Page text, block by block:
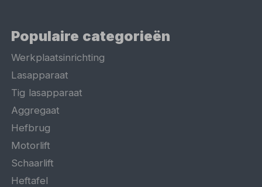
Populaire categorieën
Werkplaatsinrichting
Lasapparaat
Tig lasapparaat
Aggregaat
Hefbrug
Motorlift
Schaarlift
Heftafel